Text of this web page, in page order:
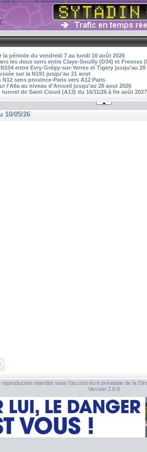
période du vendredi 7 au lundi 10 août 2026
les deux sens entre Claye-Souilly (D34) et Fresnes
entre Evry-Grégy-sur-Yerres et Tigery jusqu'au 28
sur la N191 jusqu'au 21 aout
sens province-Paris vers A12 Paris
l'A6a au niveau d'Arcueil jusqu'au 28 aout 2026
de Saint-Cloud (A13) du 16/11/26 à fin août 2027
10/05/26
interdite sans l'accord écrit préalable de la
Version 2.8.0